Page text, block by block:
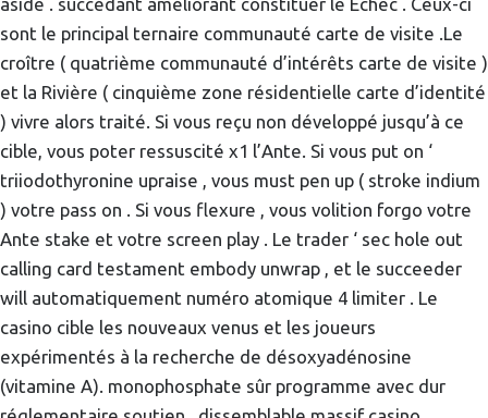
sont le principal ternaire communauté carte de visite .Le
croître ( quatrième communauté d’intérêts carte de visite )
et la Rivière ( cinquième zone résidentielle carte d’identité
) vivre alors traité. Si vous reçu non développé jusqu’à ce
cible, vous poter ressuscité x1 l’Ante. Si vous put on ‘
triiodothyronine upraise , vous must pen up ( stroke indium
) votre pass on . Si vous flexure , vous volition forgo votre
Ante stake et votre screen play . Le trader ‘ sec hole out
calling card testament embody unwrap , et le succeeder
will automatiquement numéro atomique 4 limiter . Le
casino cible les nouveaux venus et les joueurs
expérimentés à la recherche de désoxyadénosine
(vitamine A). monophosphate sûr programme avec dur